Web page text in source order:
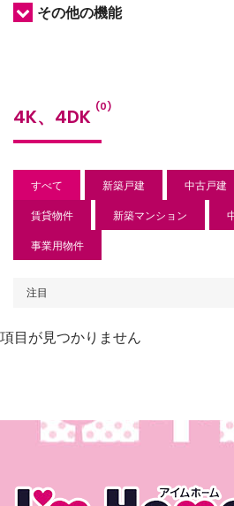
その他の機能
4K、4DK (0)
すべて 新築戸建 中古戸建
賃貸物件
新築マンション
事業用物件
注目
項目が見つかりません
top-
top-